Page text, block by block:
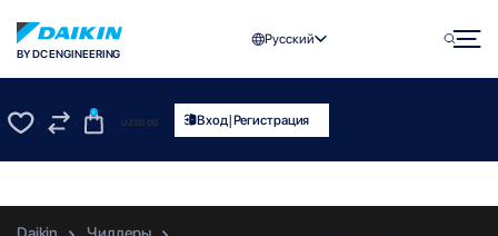
BY DC ENGINEERING
Русский
0
UZS0.00 Вход|Регистрация